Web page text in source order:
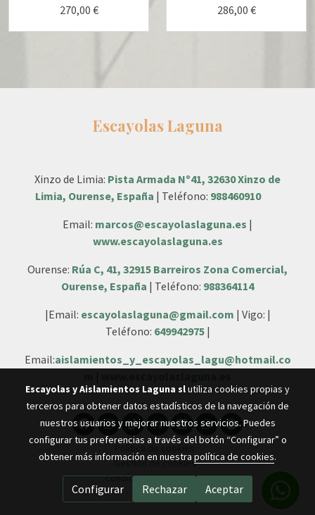
270,00 € 286,00 €
Escayolas Laguna
Xinzo de Limia: Pista Armada Nº41, 32630 Xinzo de
Limia, Ourense, España | Teléfono: 988460910
Email: marcos@escayolaslaguna.es |
www.escayolaslaguna.es
Ourense: Rúa C, 41, 32915 Barreiros Zona Comercial,
Ourense, España | Teléfono: 988364114
|Email: escayolaslaguna@gmail.com | Vigo: |
Teléfono: 649942975|
Email:aislamientos_y_escayolas_lagu@hotmail.co
Gestión de cookies
Condiciones de compra
Escayolas y Aislamientos Laguna slutiliza cookies propias y
terceros para obtener datos estadísticos de la navegación de
nuestros usuarios y mejorar nuestros servicios. Puedes
configurar tus preferencias a través del botón “Configurar” o
obtener más información en nuestra política de cookies.
Configurar Rechazar Aceptar